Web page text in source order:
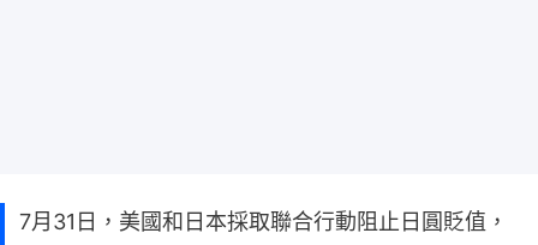
7月31日，美國和日本採取聯合行動阻止日圓貶值，